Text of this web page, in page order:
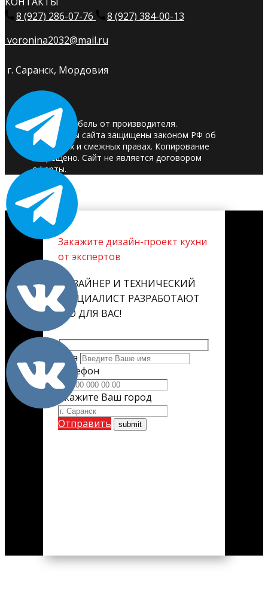
8 (927) 286-07-76
8 (927) 384-00-13
voronina2032@mail.ru
г. Саранск, Мордовия
© 2025. Мебель от производителя.
Материалы сайта защищены законом РФ об
авторских и смежных правах. Копирование
запрещено. Сайт не является договором
оферты.
Закажите дизайн-проект кухни
от экспертов
ДИЗАЙНЕР И ТЕХНИЧЕСКИЙ
СПЕЦИАЛИСТ РАЗРАБОТАЮТ
ЕГО ДЛЯ ВАС!
Имя
Телефон
Укажите Ваш город
Отправить